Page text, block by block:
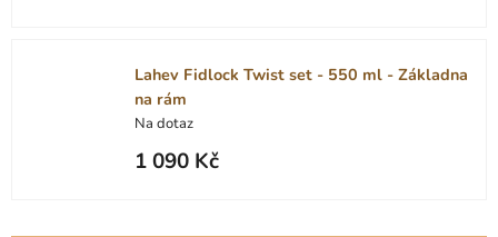
Lahev Fidlock Twist set - 550 ml - Základna
na rám
Na dotaz
1 090 Kč